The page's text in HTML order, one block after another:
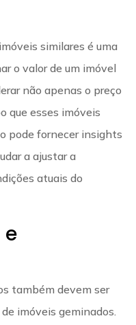
similares é uma
o valor de um imóvel
não apenas o preço
que esses imóveis
pode fornecer insights
a ajustar a
atuais do
e
também devem ser
imóveis geminados.